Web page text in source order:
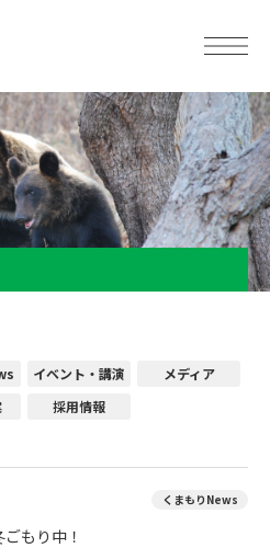
イベント・講演
メディア
採用情報
くまもりNews
もり中！